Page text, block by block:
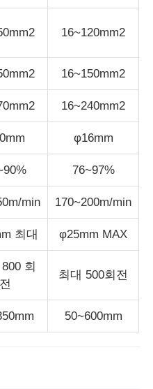
16~120mm2
16~150mm2
16~240mm2
φ16mm
76~97%
min 170~200m/min
최대 φ25mm MAX
회
전
최대 500회전
50~600mm